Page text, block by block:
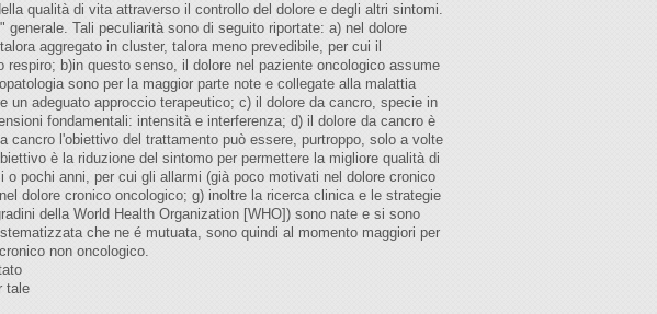
qualità di vita attraverso il controllo del dolore e degli altri sintomi.
Tali peculiarità sono di seguito riportate: a) nel dolore
aggregato in cluster, talora meno prevedibile, per cui il
b)in questo senso, il dolore nel paziente oncologico assume
sono per la maggior parte note e collegate alla malattia
adeguato approccio terapeutico; c) il dolore da cancro, specie in
fondamentali: intensità e interferenza; d) il dolore da cancro è
l'obiettivo del trattamento può essere, purtroppo, solo a volte
è la riduzione del sintomo per permettere la migliore qualità di
pochi anni, per cui gli allarmi (già poco motivati nel dolore cronico
dolore cronico oncologico; g) inoltre la ricerca clinica e le strategie
della World Health Organization [WHO]) sono nate e si sono
che ne é mutuata, sono quindi al momento maggiori per
non oncologico.
tale